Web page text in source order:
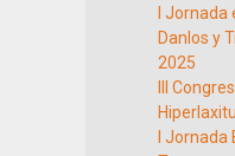
I
Danlos y
2025
III
I